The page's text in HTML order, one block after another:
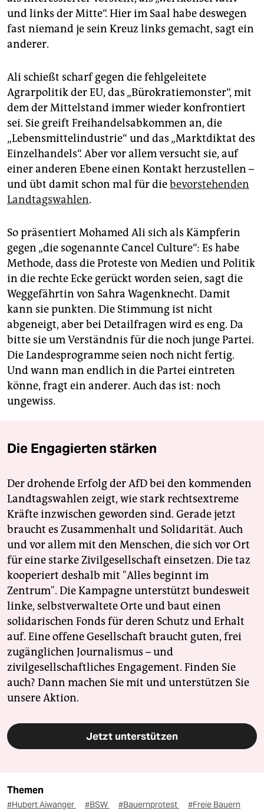
und links der Mitte“. Hier im Saal habe deswegen
fast niemand je sein Kreuz links gemacht, sagt ein
anderer.
Ali schießt scharf gegen die fehlgeleitete
Agrarpolitik der EU, das „Bürokratiemonster“, mit
dem der Mittelstand immer wieder konfrontiert
sei. Sie greift Freihandelsabkommen an, die
„Lebensmittelindustrie“ und das „Marktdiktat des
Einzelhandels“. Aber vor allem versucht sie, auf
einer anderen Ebene einen Kontakt herzustellen –
und übt damit schon mal für diebevorstehenden
Landtagswahlen.
So präsentiert Mohamed Ali sich als Kämpferin
gegen „die sogenannte Cancel Culture“: Es habe
Methode, dass die Proteste von Medien und Politik
in die rechte Ecke gerückt worden seien, sagt die
Weggefährtin von Sahra Wagenknecht. Damit
kann sie punkten. Die Stimmung ist nicht
abgeneigt, aber bei Detailfragen wird es eng. Da
bitte sie um Verständnis für die noch junge Partei.
Die Landesprogramme seien noch nicht fertig.
Und wann man endlich in die Partei eintreten
könne, fragt ein anderer. Auch das ist: noch
ungewiss.
Die Engagierten stärken
Der drohende Erfolg der AfD bei den kommenden
Landtagswahlen zeigt, wie stark rechtsextreme
Kräfte inzwischen geworden sind. Gerade jetzt
braucht es Zusammenhalt und Solidarität. Auch
und vor allem mit den Menschen, die sich vor Ort
für eine starke Zivilgesellschaft einsetzen. Die taz
kooperiert deshalb mit "Alles beginnt im
Zentrum". Die Kampagne unterstützt bundesweit
linke, selbstverwaltete Orte und baut einen
solidarischen Fonds für deren Schutz und Erhalt
auf. Eine offene Gesellschaft braucht guten, frei
zugänglichen Journalismus – und
zivilgesellschaftliches Engagement. Finden Sie
auch? Dann machen Sie mit und unterstützen Sie
unsere Aktion.
Jetzt unterstützen
Themen
#Hubert Aiwanger #BSW #Bauernprotest #Freie Bauern